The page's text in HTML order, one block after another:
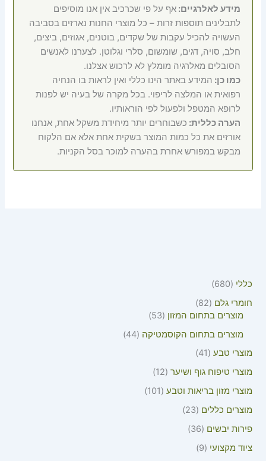
כללי
680
חומרי גלם
82
מוצרים בתחום המזון
53
מוצרים בתחום הקוסמטיקה 44
מוצרי טבע
41
מוצרי טיפוח גוף ושיער 12
מוצרי מזון בריאות וטבע
101
מוצרים כללים
23
פירות יבשים
36
ציוד מקצועי
9
מידע לאלרגיים:אף על פי שכרכיב אין אנו מוסיפים
לתבלינים תוספות זרות – כל מוצרי החנות נארזים בסביבה
העשויה להכיל עקבות של שקדים, בוטנים, אגוזים, ביצים,
חלב, סויה, דגים, שומשום, סלרי וגלוטן. לצערנו לאנשים
הסובלים מאלרגיה מומלץ לא לרכוש אצלנו.
כמו כן: המידע באתר הינו כללי ואין לראות בו הנחיה
רפואית או המלצה לריפוי. בכל מקרה של בעיה יש לפנות
לרופא המטפל ולפעול לפי הוראותיו.
הערה כללית: כשבוחרים יותר מיחידת משקל אחת, אנחנו
אורזים את כל כמות המוצר בשקית אחת אלא אם הלקוח
מבקש במפורש אחרת בהערה למוכר בסל הקניות.